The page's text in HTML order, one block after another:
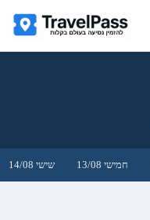
חמישי 13/08 שישי 14/08